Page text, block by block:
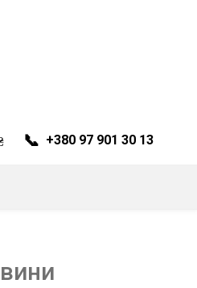
📞 +380 97 901 30 13